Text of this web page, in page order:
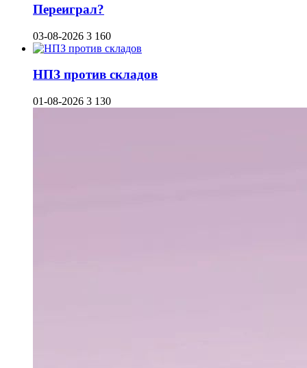
Переиграл?
03-08-2026 3 160
НПЗ против складов
01-08-2026 3 130